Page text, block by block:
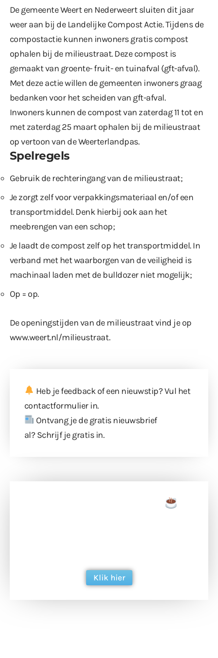
De gemeente Weert en Nederweert sluiten dit jaar
weer aan bij de Landelijke Compost Actie. Tijdens de
compostactie kunnen inwoners gratis compost
ophalen bij de milieustraat. Deze compost is
gemaakt van groente- fruit- en tuinafval (gft-afval).
Met deze actie willen de gemeenten inwoners graag
bedanken voor het scheiden van gft-afval.
Inwoners kunnen de compost van zaterdag 11 tot en
met zaterdag 25 maart ophalen bij de milieustraat
op vertoon van de Weerterlandpas.
Spelregels
Gebruik de rechteringang van de milieustraat;
Je zorgt zelf voor verpakkingsmateriaal en/of een
transportmiddel. Denk hierbij ook aan het
meebrengen van een schop;
Je laadt de compost zelf op het transportmiddel. In
verband met het waarborgen van de veiligheid is
machinaal laden met de bulldozer niet mogelijk;
Op = op.
De openingstijden van de milieustraat vind je op
www.weert.nl/milieustraat.
Heb je feedback of een nieuwstip? Vul het
contactformulierin.
Ontvang je de gratis nieuwsbrief
al? Schrijf je gratis in.
Klik hier